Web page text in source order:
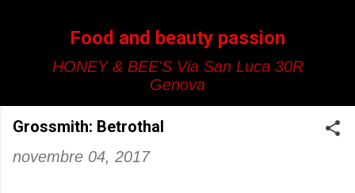
Food and beauty passion
HONEY & BEE'S Via San Luca 30R
Genova
Grossmith: Betrothal
novembre 04, 2017